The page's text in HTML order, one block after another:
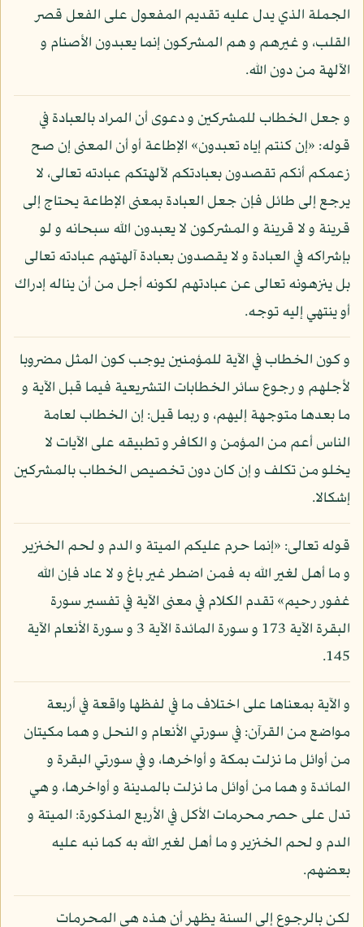
الجملة الذي يدل عليه تقديم المفعول على الفعل قصر
القلب، و غيرهم و هم المشركون إنما يعبدون الأصنام و
الآلهة من دون الله.
و جعل الخطاب للمشركين و دعوى أن المراد بالعبادة في
قوله: «إن كنتم إياه تعبدون» الإطاعة أو أن المعنى إن صح
زعمكم أنكم تقصدون بعبادتكم لآلهتكم عبادته تعالى، لا
يرجع إلى طائل فإن جعل العبادة بمعنى الإطاعة يحتاج إلى
قرينة و لا قرينة و المشركون لا يعبدون الله سبحانه و لو
بإشراكه في العبادة و لا يقصدون بعبادة آلهتهم عبادته تعالى
بل ينزهونه تعالى عن عبادتهم لكونه أجل من أن يناله إدراك
أو ينتهي إليه توجه.
و كون الخطاب في الآية للمؤمنين يوجب كون المثل مضروبا
لأجلهم و رجوع سائر الخطابات التشريعية فيما قبل الآية و
ما بعدها متوجهة إليهم، و ربما قيل: إن الخطاب لعامة
الناس أعم من المؤمن و الكافر و تطبيقه على الآيات لا
يخلو من تكلف و إن كان دون تخصيص الخطاب بالمشركين
إشكالا.
قوله تعالى: «إنما حرم عليكم الميتة و الدم و لحم الخنزير
و ما أهل لغير الله به فمن اضطر غير باغ و لا عاد فإن الله
غفور رحيم» تقدم الكلام في معنى الآية في تفسير سورة
البقرة الآية 173 و سورة المائدة الآية 3 و سورة الأنعام الآية
145.
و الآية بمعناها على اختلاف ما في لفظها واقعة في أربعة
مواضع من القرآن: في سورتي الأنعام و النحل و هما مكيتان
من أوائل ما نزلت بمكة و أواخرها، و في سورتي البقرة و
المائدة و هما من أوائل ما نزلت بالمدينة و أواخرها، و هي
تدل على حصر محرمات الأكل في الأربع المذكورة: الميتة و
الدم و لحم الخنزير و ما أهل لغير الله به كما نبه عليه
بعضهم.
لكن بالرجوع إلى السنة يظهر أن هذه هي المحرمات